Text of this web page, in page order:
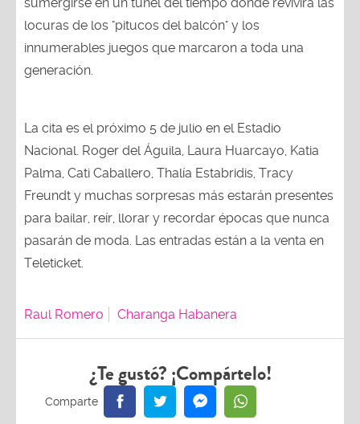
locuras de los "pitucos del balcón" y los
innumerables juegos que marcaron a toda una
generación.
Nacional. Roger del Águila, Laura Huarcayo, Katia
Palma, Cati Caballero, Thalía Estabridis, Tracy
Freundt y muchas sorpresas más estarán presentes
para bailar, reír, llorar y recordar épocas que nunca
pasarán de moda. Las entradas están a la venta en
Teleticket.